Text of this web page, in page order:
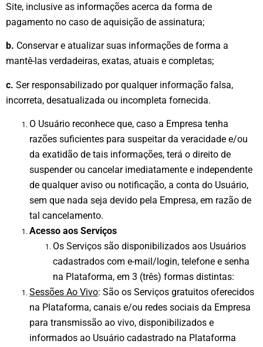
Site, inclusive as informações acerca da forma de
pagamento no caso de aquisição de assinatura;
b. Conservar e atualizar suas informações de forma a
mantê-las verdadeiras, exatas, atuais e completas;
c. Ser responsabilizado por qualquer informação falsa,
incorreta, desatualizada ou incompleta fornecida.
O Usuário reconhece que, caso a Empresa tenha
razões suficientes para suspeitar da veracidade e/ou
da exatidão de tais informações, terá o direito de
suspender ou cancelar imediatamente e independente
de qualquer aviso ou notificação, a conta do Usuário,
sem que nada seja devido pela Empresa, em razão de
tal cancelamento.
Acesso aos Serviços
Os Serviços são disponibilizados aos Usuários
cadastrados com e-mail/login, telefone e senha
na Plataforma, em 3 (três) formas distintas:
Sessões Ao Vivo: São os Serviços gratuitos oferecidos
na Plataforma, canais e/ou redes sociais da Empresa
para transmissão ao vivo, disponibilizados e
informados ao Usuário cadastrado na Plataforma